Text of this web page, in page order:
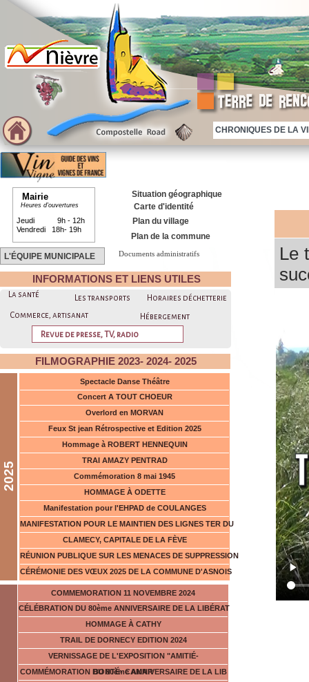
Le
L'ÉQUIPE MUNICIPALE
2025
Spectacle Danse Théâtre
Concert A TOUT CHOEUR
Overlord en MORVAN
Feux St jean Rétrospective et Edition 2025
Hommage à ROBERT HENNEQUIN
TRAI AMAZY PENTRAD
Commémoration 8 mai 1945
HOMMAGE À ODETTE
Manifestation pour l'EHPAD de COULANGES
MANIFESTATION POUR LE MAINTIEN DES LIGNES TER DU
CLAMECY, CAPITALE DE LA FÈVE
RÉUNION PUBLIQUE SUR LES MENACES DE SUPPRESSION
CÉRÉMONIE DES VŒUX 2025 DE LA COMMUNE D'ASNOIS
COMMEMORATION 11 NOVEMBRE 2024
CÉLÉBRATION DU 80ème ANNIVERSAIRE DE LA LIBÉRAT
HOMMAGE À CATHY
TRAIL DE DORNECY EDITION 2024
VERNISSAGE DE L'EXPOSITION "AMITIÉ-
BONTÉ- CAMAR
COMMÉMORATION DU 80ème ANNIVERSAIRE DE LA LIB
FILMOGRAPHIE 2023- 2024- 2025
Les transports
Commerce, artisanat
Hébergement
Horaires déchetterie
La santé
Revue de presse, TV, radio
Documents administratifs
Mairie
Heures d'ouvertures
Jeudi 9h - 12h
Vendredi 18h- 19h
INFORMATIONS ET LIENS UTILES
Plan de la commune
Plan du village
Carte d'identité
Situation géographique
CHRONIQUES DE LA